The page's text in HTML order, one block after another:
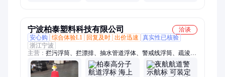
宁波柏泰塑料科技有限公司
洽谈
安心购
综合体验L1 回复及时 出价迅速
真实性已核验
浙江宁波
主营： 拦污浮筒、拦漂排、抽水管道浮体、警戒线浮筒、疏浚浮
体、内河警示浮标、航道航标、水电站拦污排、塑料浮球、浮桥
码头浮筒、塑料航标